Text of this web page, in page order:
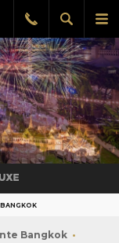
le
Afficher
la
Rappel
gratuit
Bangkok